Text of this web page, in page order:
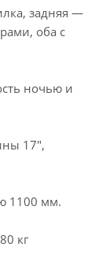
задняя —
оба с
ночью и
17",
1100 мм.
кг